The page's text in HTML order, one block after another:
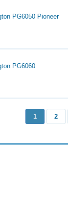
PG6050 Pioneer
PG6060
1 2